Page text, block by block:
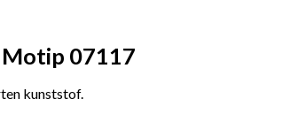
07117
kunststof.